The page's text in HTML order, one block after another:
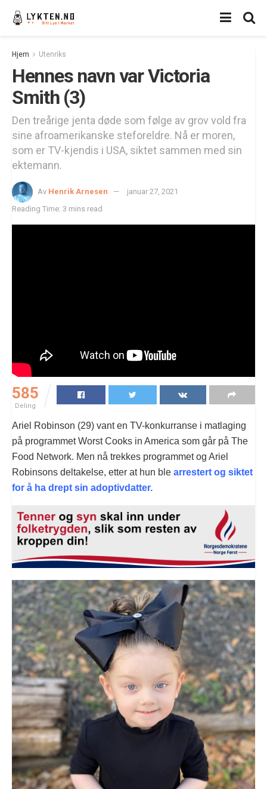
Hjem Utenriks
Hennes navn var Victoria
Smith (3)
Den treårige jenta døde som følge av grov vold fra
sine afroamerikanske steforeldre. Nå er moren,
som er TV-kjendis i USA, siktet sammen med sin
ektemann.
Av Henrik Arnesen
januar 27, 2021
Reading Time: 3 mins read
585
Deling
Ariel Robinson (29) vant en TV-konkurranse i matlaging
på programmet Worst Cooks in America som går på The
Food Network. Men nå trekkes programmet og Ariel
Robinsons deltakelse, etter at hun ble arrestert og siktet
for å ha drept sin adoptivdatter.